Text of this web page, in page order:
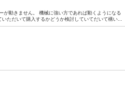
が動きません。 機械に強い方であれば動くようになる
ただいて購入するかどうか検討していてだいて構い...